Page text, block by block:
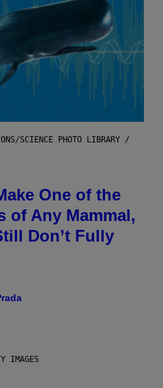
SCIENCE PHOTO LIBRARY /
One of the
of Any Mammal,
Don’t Fully
IMAGES